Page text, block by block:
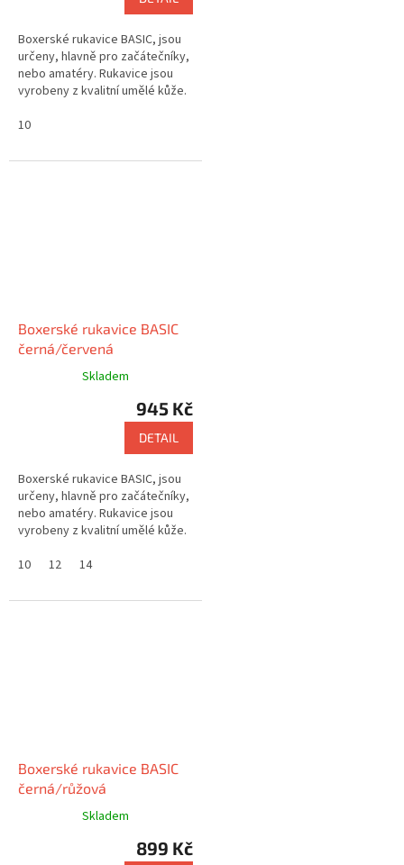
Boxerské rukavice BASIC, jsou
určeny, hlavně pro začátečníky,
nebo amatéry. Rukavice jsou
vyrobeny z kvalitní umělé kůže.
10
Boxerské rukavice BASIC
černá/červená
Skladem
945 Kč
DETAIL
Boxerské rukavice BASIC, jsou
určeny, hlavně pro začátečníky,
nebo amatéry. Rukavice jsou
vyrobeny z kvalitní umělé kůže.
10
12 14
Boxerské rukavice BASIC
černá/růžová
Skladem
899 Kč